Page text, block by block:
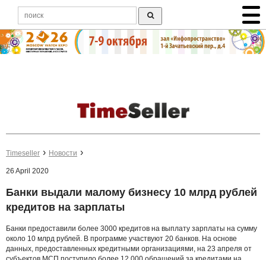
Timeseller Новости
26 April 2020
Банки выдали малому бизнесу 10 млрд рублей
кредитов на зарплаты
Банки предоставили более 3000 кредитов на выплату зарплаты на сумму
около 10 млрд рублей. В программе участвуют 20 банков. На основе
данных, предоставленных кредитными организациями, на 23 апреля от